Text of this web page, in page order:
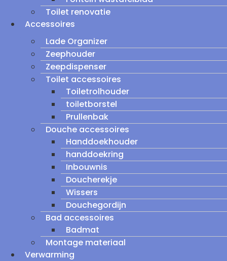
Toilet renovatie
Accessoires
Lade Organizer
Zeephouder
Zeepdispenser
Toilet accessoires
Toiletrolhouder
toiletborstel
Prullenbak
Douche accessoires
Handdoekhouder
handdoekring
Inbouwnis
Doucherekje
Wissers
Douchegordijn
Bad accessoires
Badmat
Montage materiaal
Verwarming